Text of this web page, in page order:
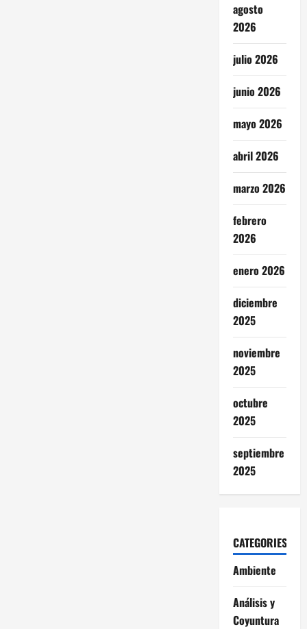
agosto
2026
julio 2026
junio 2026
mayo 2026
abril 2026
marzo 2026
febrero
2026
enero 2026
diciembre
2025
noviembre
2025
octubre
2025
septiembre
2025
CATEGORIES
Ambiente
Análisis y
Coyuntura